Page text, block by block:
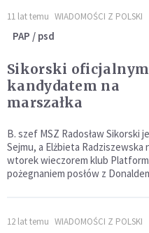
11 lat temu WIADOMOŚCI Z POLSKI
PAP / psd
Sikorski oficjalnym
kandydatem na
marszałka
B. szef MSZ Radosław Sikorski
Sejmu, a Elżbieta Radziszewska
wtorek wieczorem klub
pożegnaniem posłów z
12 lat temu WIADOMOŚCI Z POLSKI